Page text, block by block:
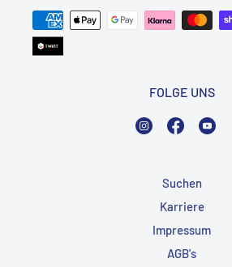
FOLGE UNS
InstagramFacebook
Suchen
Karriere
Impressum
AGB's